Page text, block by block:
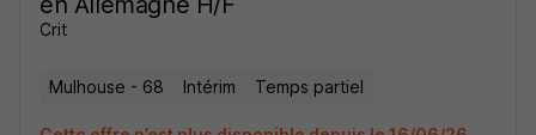
Crit
Mulhouse - 68 Intérim Temps partiel